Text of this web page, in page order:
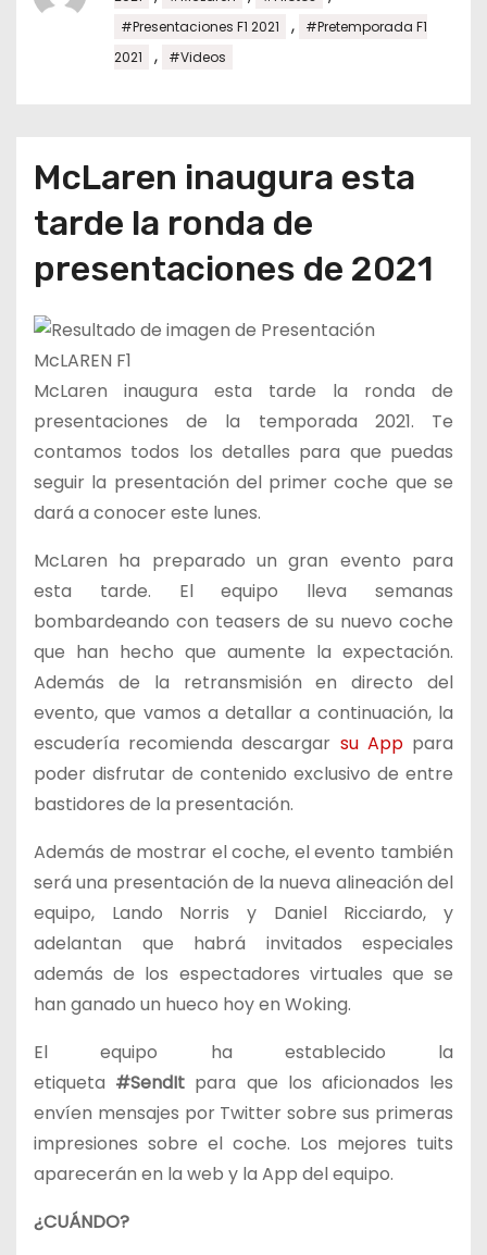
#Presentaciones F1 2021 ,
#Pretemporada F1
2021
, #Videos
McLaren inaugura esta
tarde la ronda de
presentaciones de 2021
McLaren inaugura esta tarde la ronda de
presentaciones de la temporada 2021. Te
contamos todos los detalles para que puedas
seguir la presentación del primer coche que se
dará a conocer este lunes.
McLaren ha preparado un gran evento para
esta tarde. El equipo lleva semanas
bombardeando con teasers de su nuevo coche
que han hecho que aumente la expectación.
Además de la retransmisión en directo del
evento, que vamos a detallar a continuación, la
escudería recomienda descargar su Apppara
poder disfrutar de contenido exclusivo de entre
bastidores de la presentación.
Además de mostrar el coche, el evento también
será una presentación de la nueva alineación del
equipo, Lando Norris y Daniel Ricciardo, y
adelantan que habrá invitados especiales
además de los espectadores virtuales que se
han ganado un hueco hoy en Woking.
El equipo ha establecido la
etiqueta #SendIt para que los aficionados les
envíen mensajes por Twitter sobre sus primeras
impresiones sobre el coche. Los mejores tuits
aparecerán en la web y la App del equipo.
¿CUÁNDO?